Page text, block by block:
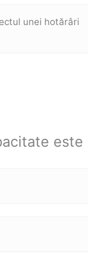
unei hotărâri